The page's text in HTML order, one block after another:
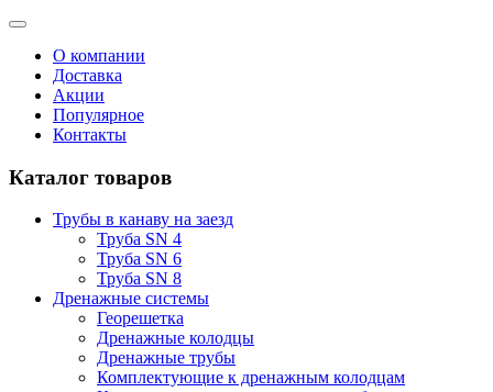
О компании
Доставка
Акции
Популярное
Контакты
Каталог товаров
Трубы в канаву на заезд
Труба SN 4
Труба SN 6
Труба SN 8
Дренажные системы
Георешетка
Дренажные колодцы
Дренажные трубы
Комплектующие к дренажным колодцам